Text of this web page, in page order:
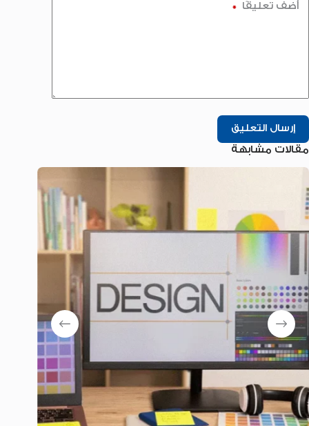
أضف تعليقًا *
إرسال التعليق
مقالات مشابهة